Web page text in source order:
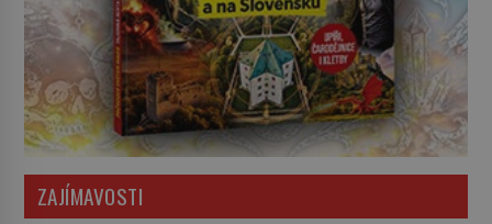
ZAJÍMAVOSTI